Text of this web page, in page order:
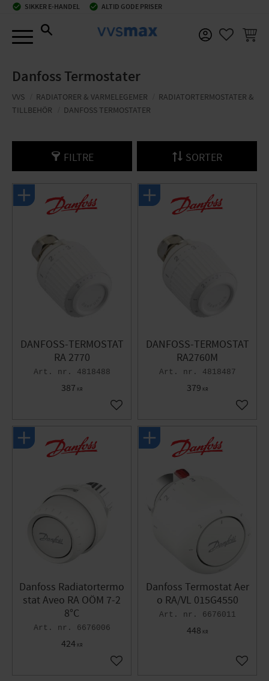
check_circle SIKKER E-HANDEL check_circle ALTID GODE PRISER
Danfoss Termostater
VVS RADIATORER & VARMELEGEMER
RADIATORTERMOSTATER &
TILLBEHÖR
DANFOSS TERMOSTATER
FILTRE SORTER
DANFOSS-TERMOSTAT
RA 2770
4818488
387 KR
Gem som favorit
DANFOSS-TERMOSTAT
RA2760M
4818487
379 KR
Gem
Danfoss Radiatortermo
stat Aveo RA OÖM 7-2
8°C
6676006
424KR
Gem som favorit
Danfoss Termostat Aer
o RA/VL 015G4550
6676011
448 KR
Gem